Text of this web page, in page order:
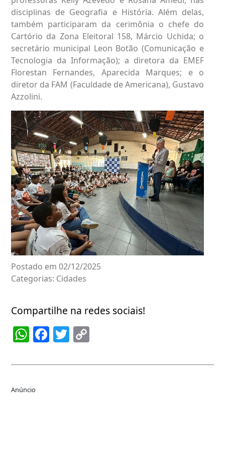
disciplinas de Geografia e História. Além delas,
também participaram da cerimônia o chefe do
Cartório da Zona Eleitoral 158, Márcio Uchida; o
secretário municipal Leon Botão (Comunicação e
Tecnologia da Informação); a diretora da EMEF
Florestan Fernandes, Aparecida Marques; e o
diretor da FAM (Faculdade de Americana), Gustavo
Azzolini.
Postado em 02/12/2025
Categorias: Cidades
Compartilhe na redes sociais!
WhatsApp
Facebook
Twitter
Anúncio